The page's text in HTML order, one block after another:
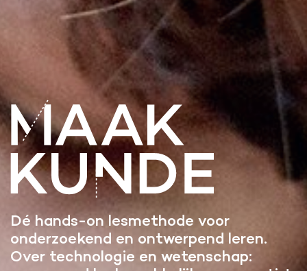
Dé hands-on lesmethode voor
onderzoekend en ontwerpend leren.
Over technologie en wetenschap: